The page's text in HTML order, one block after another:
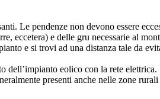
Le pendenze non devono essere
eccetera) e delle gru necessarie al
e si trovi ad una distanza tale da
dell’impianto eolico con la rete
presenti anche nelle zone